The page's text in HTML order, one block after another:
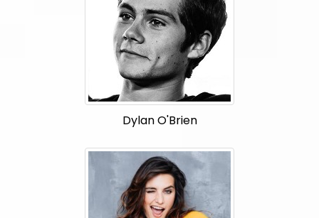
Dylan O'Brien